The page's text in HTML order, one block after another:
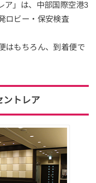
ア」は、中部国際空港3
ロビー・保安検査
はもちろん、到着便で
トレア